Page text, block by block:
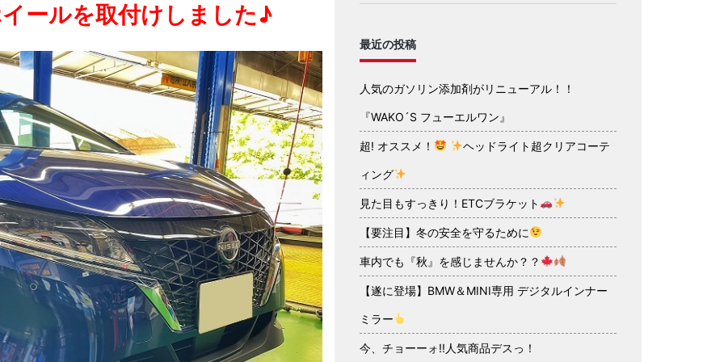
ールを取付けしました♪
最近の投稿
人気のガソリン添加剤がリニューアル！！
『WAKO´S フューエルワン』
超! オススメ！ ヘッドライト超クリアコーテ
ィング
見た目もすっきり！ETCブラケット
【要注目】冬の安全を守るために
車内でも『秋』を感じませんか？？
【遂に登場】BMW＆MINI専用 デジタルインナー
ミラー
今、チョーーォ!!人気商品デスっ！